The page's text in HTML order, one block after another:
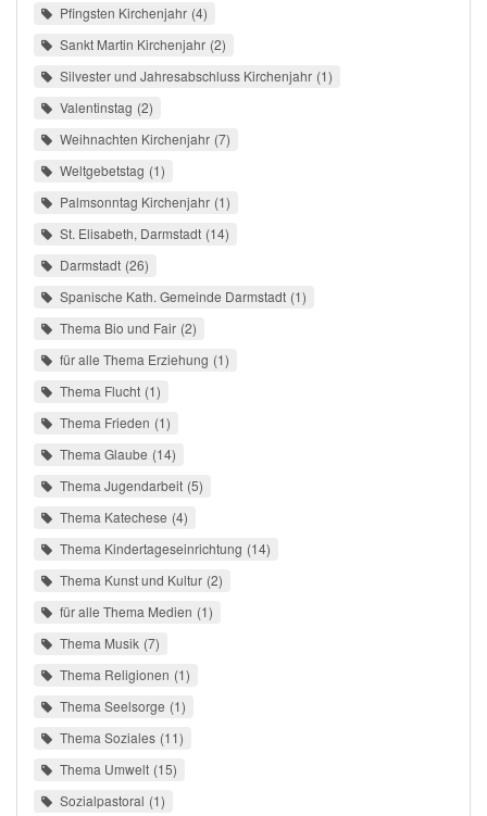
Pfingsten Kirchenjahr 4
Sankt Martin Kirchenjahr 2
Silvester und Jahresabschluss Kirchenjahr 1
Valentinstag 2
Weihnachten Kirchenjahr 7
Weltgebetstag 1
Palmsonntag Kirchenjahr 1
St. Elisabeth, Darmstadt 14
Darmstadt 26
Spanische Kath. Gemeinde Darmstadt 1
Thema Bio und Fair 2
für alle Thema Erziehung 1
Thema Flucht 1
Thema Frieden 1
Thema Glaube 14
Thema Jugendarbeit 5
Thema Katechese 4
Thema Kindertageseinrichtung 14
Thema Kunst und Kultur 2
für alle Thema Medien 1
Thema Musik 7
Thema Religionen 1
Thema Seelsorge 1
Thema Soziales 11
Thema Umwelt 15
Sozialpastoral 1